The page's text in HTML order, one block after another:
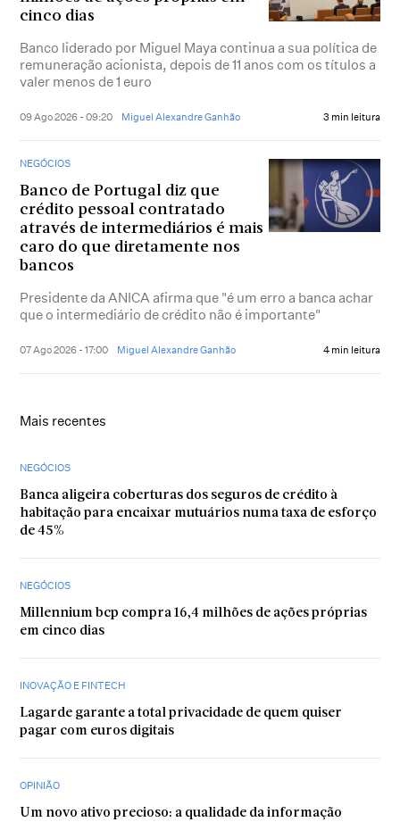
cinco dias
Banco liderado por Miguel Maya continua a sua política de
remuneração acionista, depois de 11 anos com os títulos a
valer menos de 1 euro
09 Ago 2026 - 09:20 Miguel Alexandre Ganhão 3 min leitura
NEGÓCIOS
Banco de Portugal diz que
crédito pessoal contratado
através de intermediários é mais
caro do que diretamente nos
bancos
Presidente da ANICA afirma que "é um erro a banca achar
que o intermediário de crédito não é importante"
07 Ago 2026 - 17:00 Miguel Alexandre Ganhão 4 min leitura
Mais recentes
NEGÓCIOS
Banca aligeira coberturas dos seguros de crédito à
habitação para encaixar mutuários numa taxa de esforço
de 45%
NEGÓCIOS
Millennium bcp compra 16,4 milhões de ações próprias
em cinco dias
INOVAÇÃO E FINTECH
Lagarde garante a total privacidade de quem quiser
pagar com euros digitais
OPINIÃO
Um novo ativo precioso: a qualidade da informação